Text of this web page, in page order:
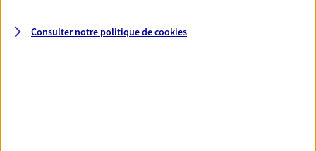
Santé
Consulter notre politique decookies